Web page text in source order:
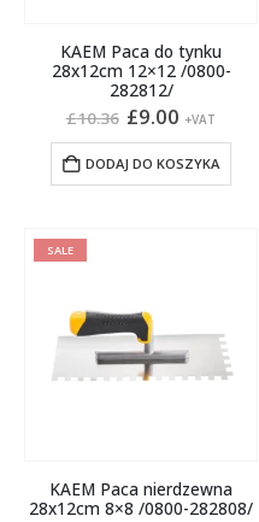
KAEM Paca do tynku
28x12cm 12×12 /0800-
282812/
£10.36 Pierwotna
wynosiła:
£10.36.
£9.00 Aktualna
wynosi:
£9.00.
+VAT
DODAJ DO KOSZYKA
SALE
KAEM Paca nierdzewna
28x12cm 8×8 /0800-282808/